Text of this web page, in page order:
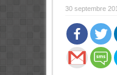
30 septembre